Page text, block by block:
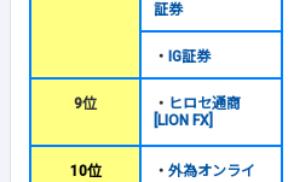
証券
・ IG証券
9位 ・ ヒロセ通商
[LION FX]
10位 ・ 外為オンライ